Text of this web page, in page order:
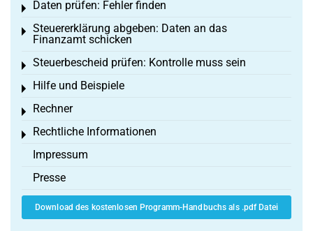
Daten prüfen: Fehler finden
Toggle menu
Steuererklärung abgeben: Daten an das
Finanzamt schicken
Toggle menu
Steuerbescheid prüfen: Kontrolle muss sein
Toggle menu
Hilfe und Beispiele
Toggle menu
Rechner
Toggle menu
Rechtliche Informationen
Toggle menu
Impressum
Presse
Download des kostenlosen Programm-Handbuchs als .pdf Datei